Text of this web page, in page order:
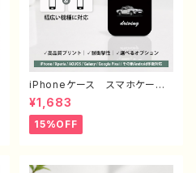
iPhoneケース スマホケー
ス シンプル イラスト 安
い かっこいい おしゃれ ク
ール メンズ 個性的 おすす
め 人気 クリエイター iPho
lepixel Galaxy Android
¥1,683
15%OFF